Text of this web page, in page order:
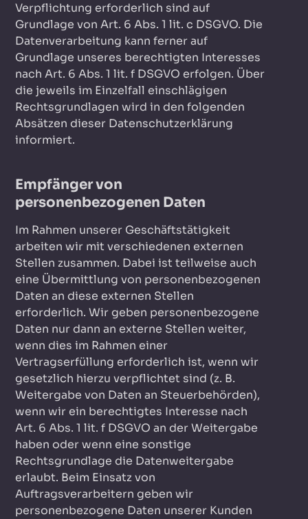
Verpflichtung erforderlich sind auf
Grundlage von Art. 6 Abs. 1 lit. c DSGVO. Die
Datenverarbeitung kann ferner auf
Grundlage unseres berechtigten Interesses
nach Art. 6 Abs. 1 lit. f DSGVO erfolgen. Über
die jeweils im Einzelfall einschlägigen
Rechtsgrundlagen wird in den folgenden
Absätzen dieser Datenschutzerklärung
informiert.
Empfänger von
personenbezogenen Daten
Im Rahmen unserer Geschäftstätigkeit
arbeiten wir mit verschiedenen externen
Stellen zusammen. Dabei ist teilweise auch
eine Übermittlung von personenbezogenen
Daten an diese externen Stellen
erforderlich. Wir geben personenbezogene
Daten nur dann an externe Stellen weiter,
wenn dies im Rahmen einer
Vertragserfüllung erforderlich ist, wenn wir
gesetzlich hierzu verpflichtet sind (z. B.
Weitergabe von Daten an Steuerbehörden),
wenn wir ein berechtigtes Interesse nach
Art. 6 Abs. 1 lit. f DSGVO an der Weitergabe
haben oder wenn eine sonstige
Rechtsgrundlage die Datenweitergabe
erlaubt. Beim Einsatz von
Auftragsverarbeitern geben wir
personenbezogene Daten unserer Kunden